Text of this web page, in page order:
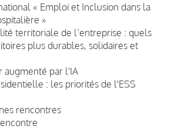
« Emploi et Inclusion dans la
»
territoriale de l’entreprise : quels
plus durables, solidaires et
augmenté par l'IA
: les priorités de l'ESS
rencontres